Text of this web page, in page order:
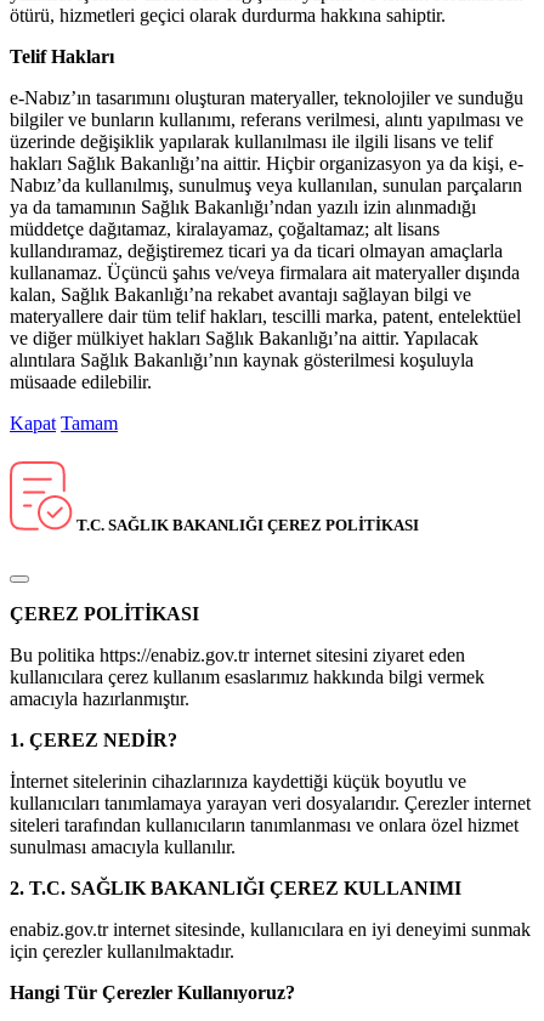
ötürü, hizmetleri geçici olarak durdurma hakkına sahiptir.
Telif Hakları
e-Nabız’ın tasarımını oluşturan materyaller, teknolojiler ve sunduğu
bilgiler ve bunların kullanımı, referans verilmesi, alıntı yapılması ve
üzerinde değişiklik yapılarak kullanılması ile ilgili lisans ve telif
hakları Sağlık Bakanlığı’na aittir. Hiçbir organizasyon ya da kişi, e-
Nabız’da kullanılmış, sunulmuş veya kullanılan, sunulan parçaların
ya da tamamının Sağlık Bakanlığı’ndan yazılı izin alınmadığı
müddetçe dağıtamaz, kiralayamaz, çoğaltamaz; alt lisans
kullandıramaz, değiştiremez ticari ya da ticari olmayan amaçlarla
kullanamaz. Üçüncü şahıs ve/veya firmalara ait materyaller dışında
kalan, Sağlık Bakanlığı’na rekabet avantajı sağlayan bilgi ve
materyallere dair tüm telif hakları, tescilli marka, patent, entelektüel
ve diğer mülkiyet hakları Sağlık Bakanlığı’na aittir. Yapılacak
alıntılara Sağlık Bakanlığı’nın kaynak gösterilmesi koşuluyla
müsaade edilebilir.
Kapat Tamam
T.C. SAĞLIK BAKANLIĞI ÇEREZ POLİTİKASI
ÇEREZ POLİTİKASI
Bu politika https://enabiz.gov.tr internet sitesini ziyaret eden
kullanıcılara çerez kullanım esaslarımız hakkında bilgi vermek
amacıyla hazırlanmıştır.
1. ÇEREZ NEDİR?
İnternet sitelerinin cihazlarınıza kaydettiği küçük boyutlu ve
kullanıcıları tanımlamaya yarayan veri dosyalarıdır. Çerezler internet
siteleri tarafından kullanıcıların tanımlanması ve onlara özel hizmet
sunulması amacıyla kullanılır.
2. T.C. SAĞLIK BAKANLIĞI ÇEREZ KULLANIMI
enabiz.gov.tr internet sitesinde, kullanıcılara en iyi deneyimi sunmak
için çerezler kullanılmaktadır.
Hangi Tür Çerezler Kullanıyoruz?